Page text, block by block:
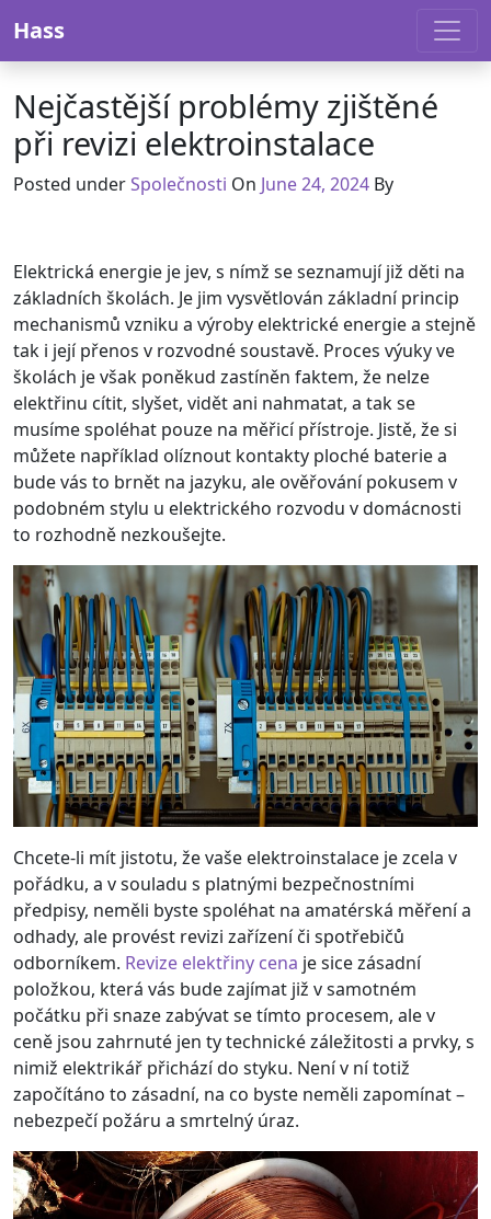
Hass
Nejčastější problémy zjištěné
při revizi elektroinstalace
Posted underSpolečnosti On December 17, 2023
June 24, 2024 By
Elektrická energie je jev, s nímž se seznamují již děti na
základních školách. Je jim vysvětlován základní princip
mechanismů vzniku a výroby elektrické energie a stejně
tak i její přenos v rozvodné soustavě. Proces výuky ve
školách je však poněkud zastíněn faktem, že nelze
elektřinu cítit, slyšet, vidět ani nahmatat, a tak se
musíme spoléhat pouze na měřicí přístroje. Jistě, že si
můžete například olíznout kontakty ploché baterie a
bude vás to brnět na jazyku, ale ověřování pokusem v
podobném stylu u elektrického rozvodu v domácnosti
to rozhodně nezkoušejte.
Chcete-li mít jistotu, že vaše elektroinstalace je zcela v
pořádku, a v souladu s platnými bezpečnostními
předpisy, neměli byste spoléhat na amatérská měření a
odhady, ale provést revizi zařízení či spotřebičů
odborníkem. Revize elektřiny cena je sice zásadní
položkou, která vás bude zajímat již v samotném
počátku při snaze zabývat se tímto procesem, ale v
ceně jsou zahrnuté jen ty technické záležitosti a prvky, s
nimiž elektrikář přichází do styku. Není v ní totiž
započítáno to zásadní, na co byste neměli zapomínat –
nebezpečí požáru a smrtelný úraz.